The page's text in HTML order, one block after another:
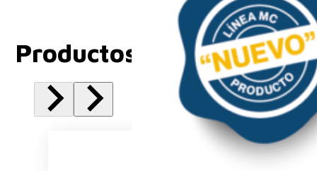
Productos Relacionados